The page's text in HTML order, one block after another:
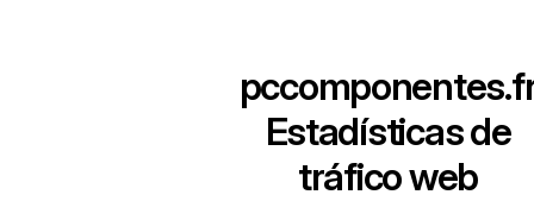
Estadísticas de
tráfico web